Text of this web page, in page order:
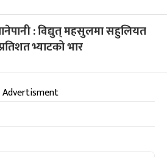
: विद्युत् महसुलमा सहुलियत
भ्याटको भार
Advertisment